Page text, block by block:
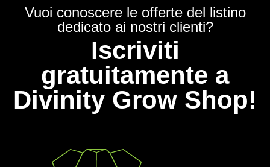
Vuoi conoscere le offerte del listino
dedicato ai nostri clienti?
Iscriviti
gratuitamente a
Divinity Grow Shop!